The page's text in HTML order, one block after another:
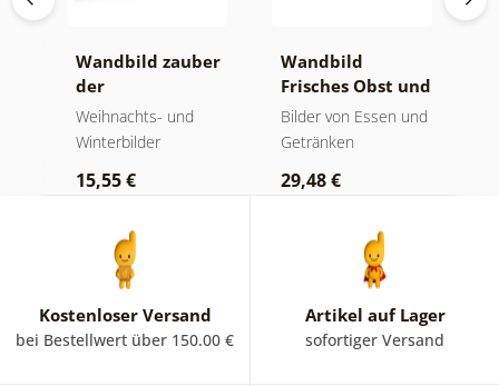
Wandbild zauber
der
weihnachtlichen
geschmäcker
Weihnachts- und
Winterbilder
15,55 €
Wandbild
Frisches Obst und
Gemüse
Bilder von Essen und
Getränken
29,48 €
Kostenloser Versand
bei Bestellwert über 150.00 €
Artikel auf Lager
sofortiger Versand